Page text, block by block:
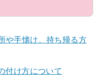
や手懐け、持ち帰る方
付け方について